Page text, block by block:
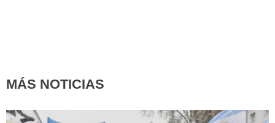
MÁS NOTICIAS